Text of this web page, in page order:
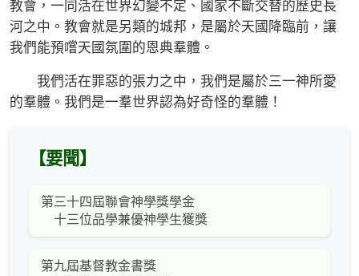
教會，一同活在世界幻變不定、國家不斷交替的歷史長
河之中。教會就是另類的城邦，是屬於天國降臨前，讓
我們能預嚐天國氛圍的恩典羣體。
我們活在罪惡的張力之中，我們是屬於三一神所愛
的羣體。我們是一羣世界認為好奇怪的羣體！
【要聞】
第三十四屆聯會神學獎學金
十三位品學兼優神學生獲獎
第九屆基督教金書獎